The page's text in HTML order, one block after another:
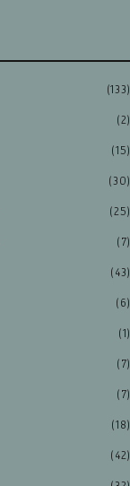
(133)
(2)
(15)
(30)
(25)
(7)
(43)
(6)
(1)
(7)
(7)
(18)
(42)